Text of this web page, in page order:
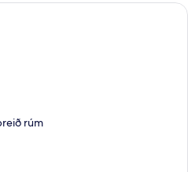
Svíta - útsýni yfir garð | Rúmföt af
rúm